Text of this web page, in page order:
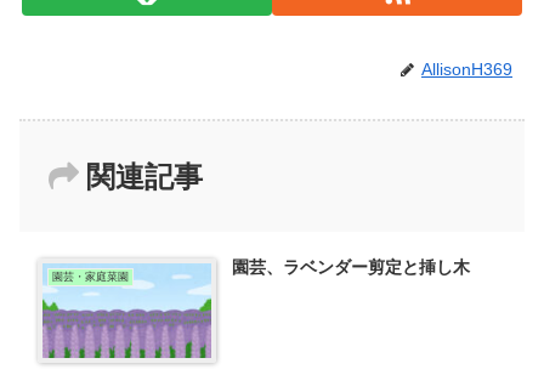
AllisonH369
関連記事
園芸・家庭菜園 園芸、ラベンダー剪定と挿し木